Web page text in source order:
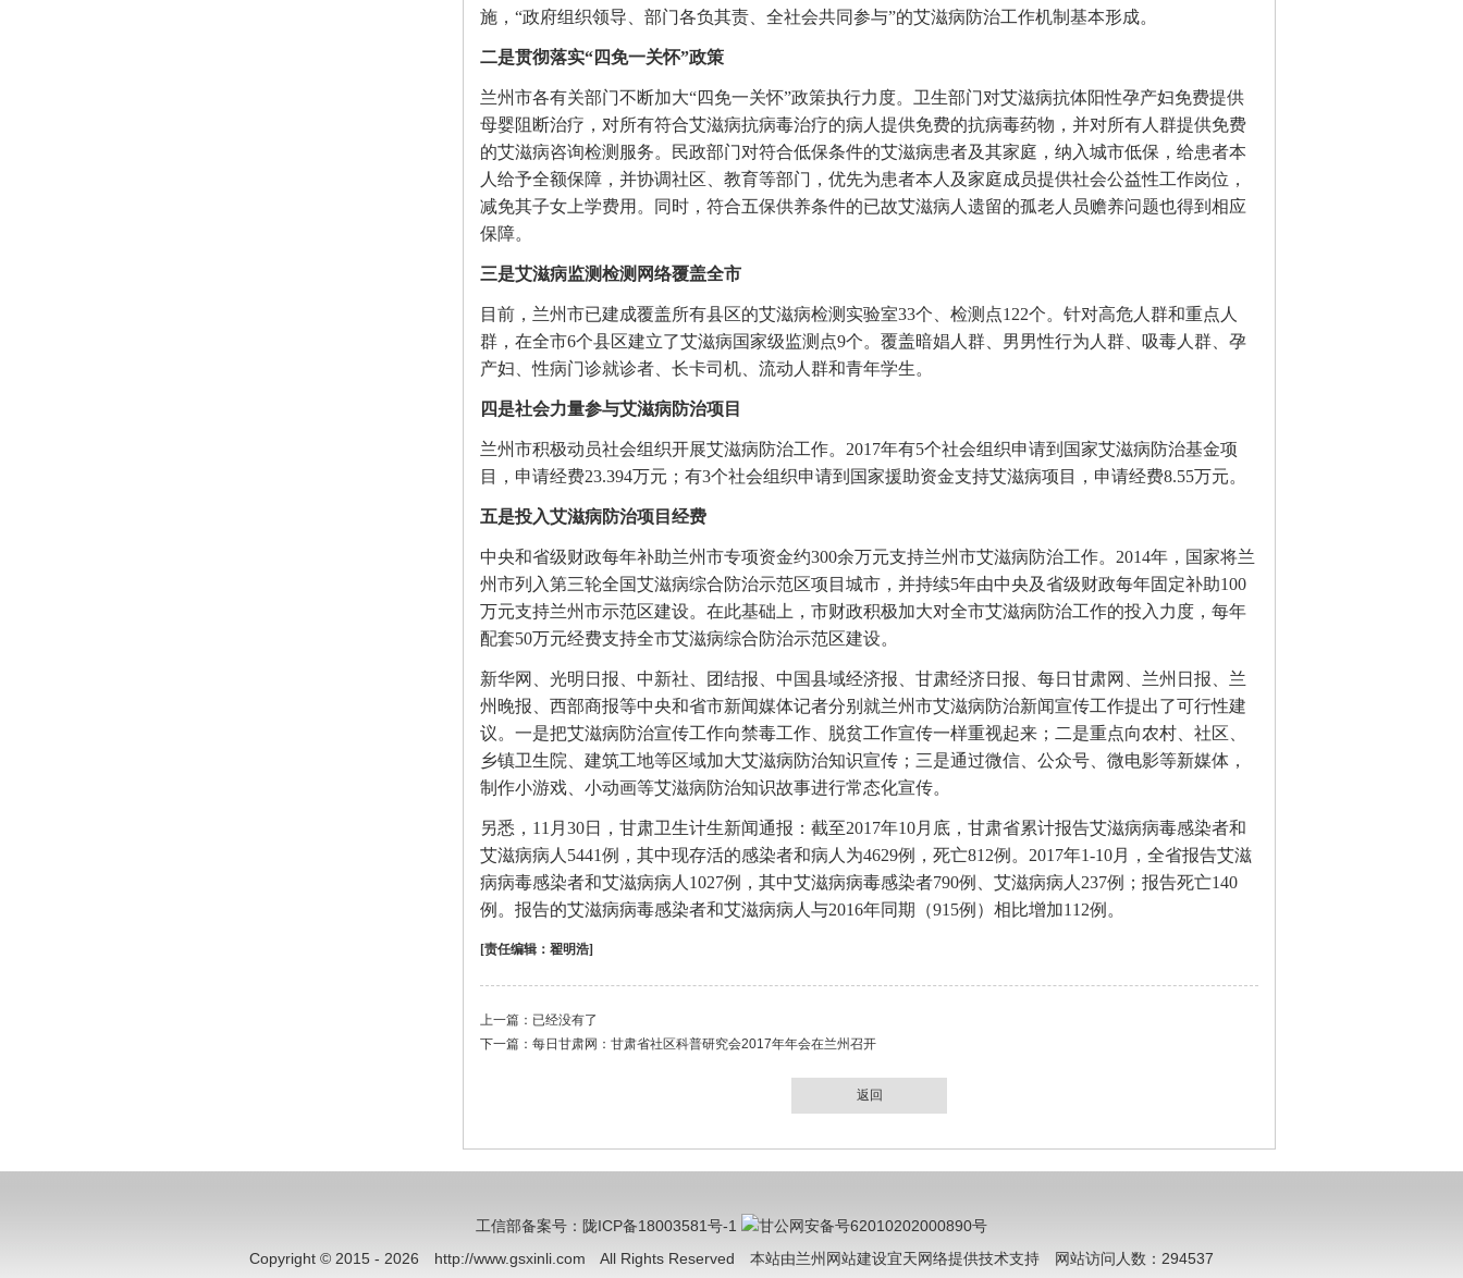
施，“政府组织领导、部门各负其责、全社会共同参与”的艾滋病防治工作机制基本形成。
二是贯彻落实“四免一关怀”政策
兰州市各有关部门不断加大“四免一关怀”政策执行力度。卫生部门对艾滋病抗体阳性孕产妇免费提供
母婴阻断治疗，对所有符合艾滋病抗病毒治疗的病人提供免费的抗病毒药物，并对所有人群提供免费
的艾滋病咨询检测服务。民政部门对符合低保条件的艾滋病患者及其家庭，纳入城市低保，给患者本
人给予全额保障，并协调社区、教育等部门，优先为患者本人及家庭成员提供社会公益性工作岗位，
减免其子女上学费用。同时，符合五保供养条件的已故艾滋病人遗留的孤老人员赡养问题也得到相应
保障。
三是艾滋病监测检测网络覆盖全市
目前，兰州市已建成覆盖所有县区的艾滋病检测实验室33个、检测点122个。针对高危人群和重点人
群，在全市6个县区建立了艾滋病国家级监测点9个。覆盖暗娼人群、男男性行为人群、吸毒人群、孕
产妇、性病门诊就诊者、长卡司机、流动人群和青年学生。
四是社会力量参与艾滋病防治项目
兰州市积极动员社会组织开展艾滋病防治工作。2017年有5个社会组织申请到国家艾滋病防治基金项
目，申请经费23.394万元；有3个社会组织申请到国家援助资金支持艾滋病项目，申请经费8.55万元。
五是投入艾滋病防治项目经费
中央和省级财政每年补助兰州市专项资金约300余万元支持兰州市艾滋病防治工作。2014年，国家将兰
州市列入第三轮全国艾滋病综合防治示范区项目城市，并持续5年由中央及省级财政每年固定补助100
万元支持兰州市示范区建设。在此基础上，市财政积极加大对全市艾滋病防治工作的投入力度，每年
配套50万元经费支持全市艾滋病综合防治示范区建设。
新华网、光明日报、中新社、团结报、中国县域经济报、甘肃经济日报、每日甘肃网、兰州日报、兰
州晚报、西部商报等中央和省市新闻媒体记者分别就兰州市艾滋病防治新闻宣传工作提出了可行性建
议。一是把艾滋病防治宣传工作向禁毒工作、脱贫工作宣传一样重视起来；二是重点向农村、社区、
乡镇卫生院、建筑工地等区域加大艾滋病防治知识宣传；三是通过微信、公众号、微电影等新媒体，
制作小游戏、小动画等艾滋病防治知识故事进行常态化宣传。
另悉，11月30日，甘肃卫生计生新闻通报：截至2017年10月底，甘肃省累计报告艾滋病病毒感染者和
艾滋病病人5441例，其中现存活的感染者和病人为4629例，死亡812例。2017年1-10月，全省报告艾滋
病病毒感染者和艾滋病病人1027例，其中艾滋病病毒感染者790例、艾滋病病人237例；报告死亡140
例。报告的艾滋病病毒感染者和艾滋病病人与2016年同期（915例）相比增加112例。
[责任编辑：翟明浩]
上一篇：已经没有了
下一篇： 每日甘肃网：甘肃省社区科普研究会2017年年会在兰州召开
返回
工信部备案号：陇ICP备18003581号-1
甘公网安备号62010202000890号
Copyright © 2015 - 2026 http://www.gsxinli.com All Rights Reserved 本站由兰州网站建设宜天网络提供技术支持 网站访问人数：294537